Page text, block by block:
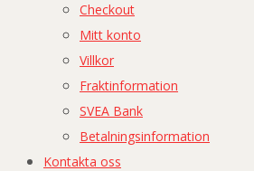
Checkout
Mitt konto
Villkor
Fraktinformation
SVEA Bank
Betalningsinformation
Kontakta oss